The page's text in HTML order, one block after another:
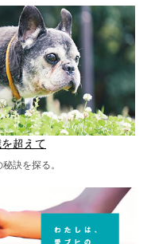
超えて
訣を探る。